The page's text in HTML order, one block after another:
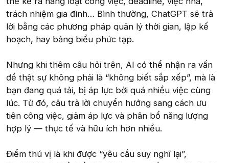
trách nhiệm gia đình… Bình thường, ChatGPT sẽ trả
lời bằng các phương pháp quản lý thời gian, lập kế
hoạch, hay bảng biểu phức tạp.
Nhưng khi thêm câu hỏi trên, AI có thể nhận ra vấn
đề thật sự không phải là “không biết sắp xếp”, mà là
bạn đang quá tải, bị áp lực bởi quá nhiều việc cùng
lúc. Từ đó, câu trả lời chuyển hướng sang cách ưu
tiên công việc, giảm áp lực và phân bổ năng lượng
hợp lý — thực tế và hữu ích hơn nhiều.
Điểm thú vị là khi được “yêu cầu suy nghĩ lại”,